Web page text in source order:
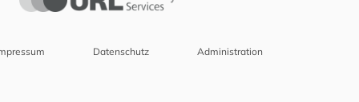
Datenschutz Administration